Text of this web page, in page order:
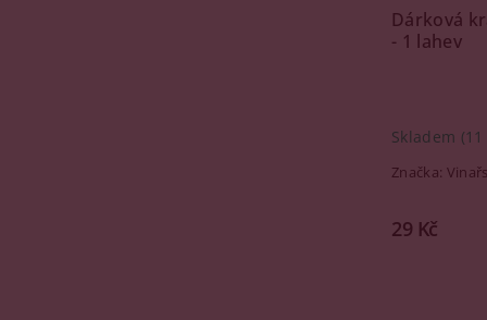
Dárková
- 1 lahev
Skladem
Značka:
29 Kč